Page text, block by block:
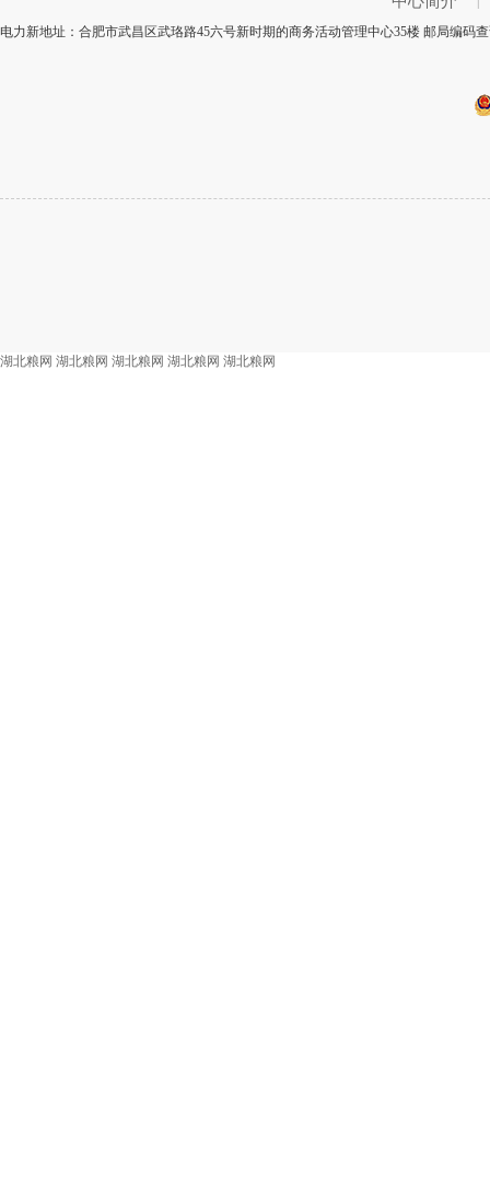
电力新地址：合肥市武昌区武珞路45六号新时期的商务活动管理中心35楼 邮局编码
湖北粮网 湖北粮网 湖北粮网 湖北粮网 湖北粮网